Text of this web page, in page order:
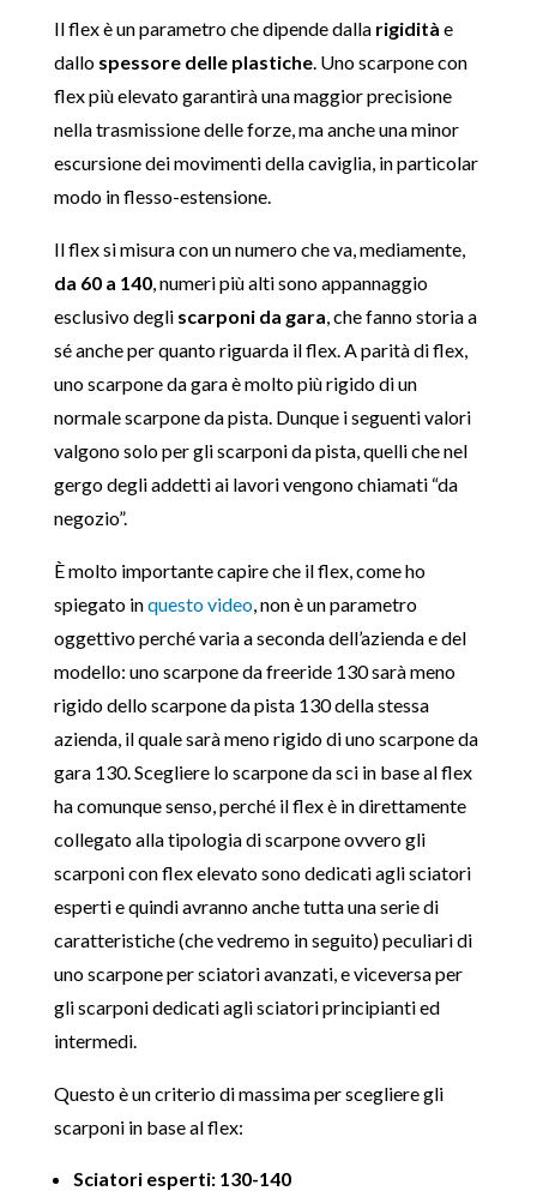
Il flex è un parametro che dipende dalla rigidità e
dallo spessore delle plastiche. Uno scarpone con
flex più elevato garantirà una maggior precisione
nella trasmissione delle forze, ma anche una minor
escursione dei movimenti della caviglia, in particolar
modo in flesso-estensione.
Il flex si misura con un numero che va, mediamente,
da 60 a 140, numeri più alti sono appannaggio
esclusivo degli scarponi da gara , che fanno storia a
sé anche per quanto riguarda il flex. A parità di flex,
uno scarpone da gara è molto più rigido di un
normale scarpone da pista. Dunque i seguenti valori
valgono solo per gli scarponi da pista, quelli che nel
gergo degli addetti ai lavori vengono chiamati “da
negozio”.
È molto importante capire che il flex, come ho
spiegato inquesto video, non è un parametro
oggettivo perché varia a seconda dell’azienda e del
modello: uno scarpone da freeride 130 sarà meno
rigido dello scarpone da pista 130 della stessa
azienda, il quale sarà meno rigido di uno scarpone da
gara 130. Scegliere lo scarpone da sci in base al flex
ha comunque senso, perché il flex è in direttamente
collegato alla tipologia di scarpone ovvero gli
scarponi con flex elevato sono dedicati agli sciatori
esperti e quindi avranno anche tutta una serie di
caratteristiche (che vedremo in seguito) peculiari di
uno scarpone per sciatori avanzati, e viceversa per
gli scarponi dedicati agli sciatori principianti ed
intermedi.
Questo è un criterio di massima per scegliere gli
scarponi in base al flex:
Sciatori esperti: 130-140